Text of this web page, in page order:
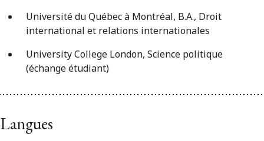
Université du Québec à Montréal, B.A., Droit
international et relations internationales
University College London, Science politique
(échange étudiant)
Langues